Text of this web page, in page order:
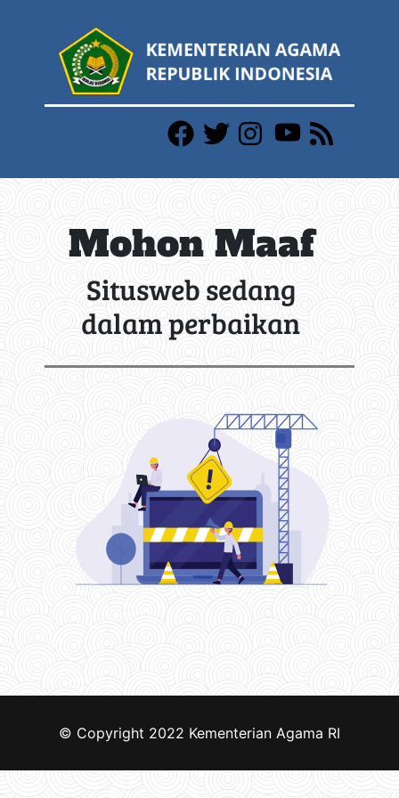
Mohon Maaf
Situsweb sedang
dalam perbaikan
© Copyright 2022 Kementerian Agama RI